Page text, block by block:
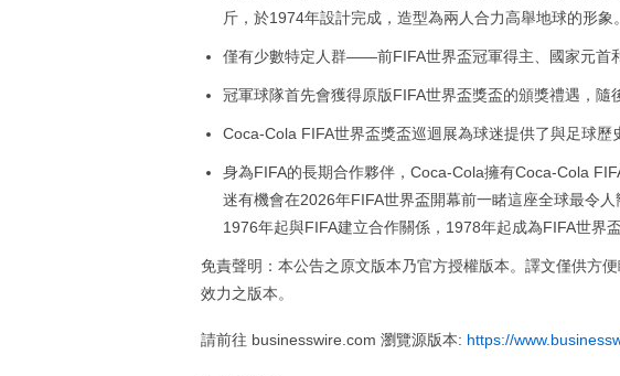
斤，於1974年設計完成，造型為兩人合力高舉地球的形象。
僅有少數特定人群——前FIFA世界盃冠軍得主、國家元首
冠軍球隊首先會獲得原版FIFA世界盃獎盃的頒獎禮遇，隨
Coca-Cola FIFA世界盃獎盃巡迴展為球迷提供了與足球歷
身為FIFA的長期合作夥伴，Coca-Cola擁有Coca-Cola
迷有機會在2026年FIFA世界盃開幕前一睹這座全球最令
1976年起與FIFA建立合作關係，1978年起成為FIFA世界盃
免責聲明：本公告之原文版本乃官方授權版本。譯文僅供方
效力之版本。
請前往 businesswire.com 瀏覽源版本: https://